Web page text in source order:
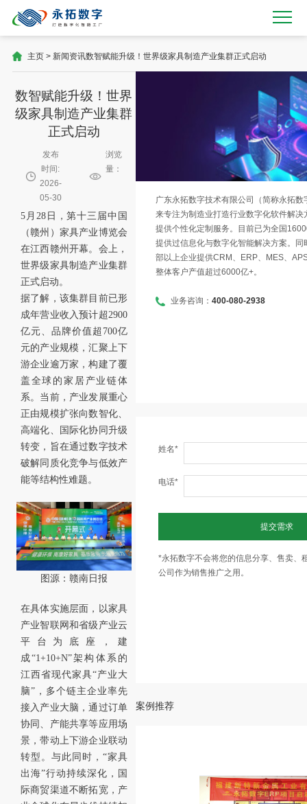
主页> 新闻资讯数智赋能升级！世界级家具制造产业集群正式启动
数智赋能升级！世界
级家具制造产业集群
正式启动
发布
时间:
2026-
05-30
浏览
量：
5月28日，第十三届中国
（赣州）家具产业博览会
在江西赣州开幕。会上，
世界级家具制造产业集群
正式启动。
据了解，该集群目前已形
成年营业收入预计超2900
亿元、品牌价值超700亿
元的产业规模，汇聚上下
游企业逾万家，构建了覆
盖全球的家居产业链体
系。当前，产业发展重心
正由规模扩张向数智化、
高端化、国际化协同升级
转变，旨在通过数字技术
破解同质化竞争与低效产
能等结构性难题。
图源：赣南日报
在具体实施层面，以家具
产业智联网和省级产业云
平台为底座，建
成“1+10+N”架构体系的
江西省现代家具“产业大
脑”，多个链主企业率先
接入产业大脑，通过订单
协同、产能共享等应用场
景，带动上下游企业联动
转型。与此同时，“家具
出海”行动持续深化，国
际商贸渠道不断拓宽，产
广东永拓数字技术有限公司（简称永拓
来专注为制造业打造行业数字化软件解决
提供个性化定制服务。目前已为全国
提供过信息化与数字化智能解决方案。
部以上企业提供CRM、ERP、MES、
整体客户产值超过6000亿+。
业务咨询： 400-080-2938
姓名*
电话*
提交需求
*永拓数字不会将您的信息分享、售卖、
公司作为销售推广之用。
案例推荐